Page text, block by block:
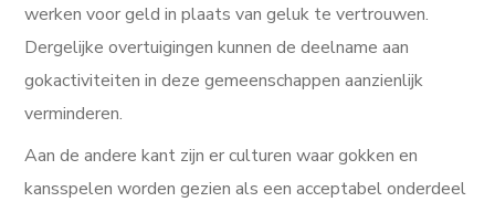
werken voor geld in plaats van geluk te vertrouwen.
Dergelijke overtuigingen kunnen de deelname aan
gokactiviteiten in deze gemeenschappen aanzienlijk
verminderen.
Aan de andere kant zijn er culturen waar gokken en
kansspelen worden gezien als een acceptabel onderdeel